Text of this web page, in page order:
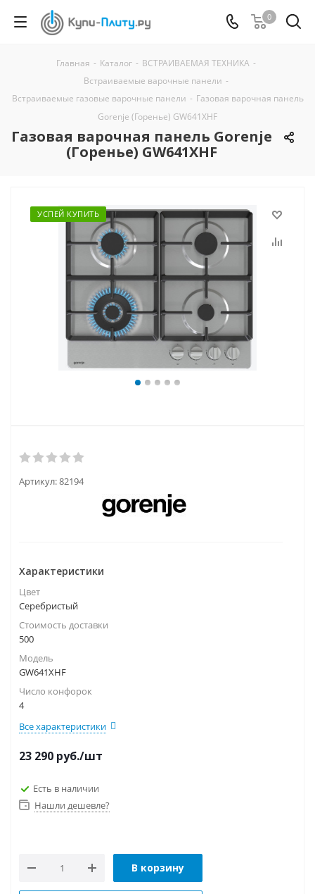
0
Главная - Каталог - ВСТРАИВАЕМАЯ ТЕХНИКА -
Встраиваемые варочные панели -
Встраиваемые газовые варочные панели - Газовая варочная панель
Gorenje (Горенье) GW641XHF
Газовая варочная панель Gorenje
(Горенье) GW641XHF
УСПЕЙ КУПИТЬ
Артикул:82194
Характеристики
Цвет
Серебристый
Стоимость доставки
500
Модель
GW641XHF
Число конфорок
4
Все характеристики
23 290 руб./шт
Есть в наличии
Нашли дешевле?
В корзину